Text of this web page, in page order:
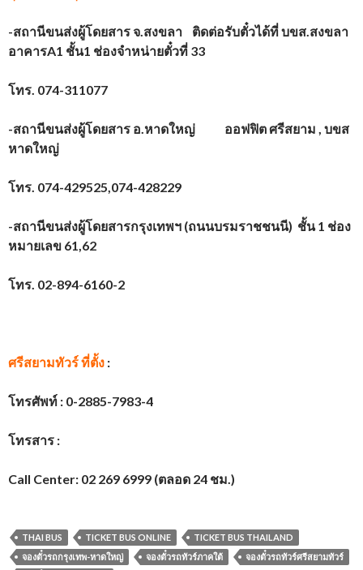
-สถานีขนส่งผู้โดยสาร จ.สงขลา ติดต่อรับตั๋วได้ที่ บขส.สงขลา
อาคารA1 ชั้น1 ช่องจำหน่ายตั๋วที่ 33
โทร. 074-311077
-สถานีขนส่งผู้โดยสาร อ.หาดใหญ่ ออฟฟิต ศรีสยาม , บขส
หาดใหญ่
โทร. 074-429525,074-428229
-สถานีขนส่งผู้โดยสารกรุงเทพฯ (ถนนบรมราชชนนี) ชั้น 1 ช่อง
หมายเลข 61,62
โทร. 02-894-6160-2
ศรีสยามทัวร์ ที่ตั้ง :
โทรศัพท์ : 0-2885-7983-4
โทรสาร :
Call Center: 02 269 6999 (ตลอด 24 ชม.)
THAI BUS TICKET BUS ONLINE
TICKET BUS THAILAND
จองตั๋วรถกรุงเทพ-หาดใหญ่
จองตั๋วรถทัวร์ภาคใต้
จองตั๋วรถทัวร์ศรีสยามทัวร์